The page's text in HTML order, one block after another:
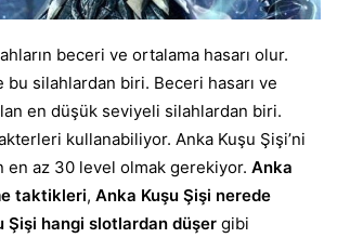
beceri ve ortalama hasarı olur.
bu silahlardan biri. Beceri hasarı ve
en düşük seviyeli silahlardan biri.
kullanabiliyor. Anka Kuşu Şişi’ni
en az 30 level olmak gerekiyor. Anka
taktikleri, Anka Kuşu Şişi nerede
Şişi hangi slotlardan düşer gibi